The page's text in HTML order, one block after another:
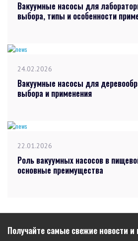
Вакуумные насосы для
выбора, типы и особенности
24.02.2026
Вакуумные насосы для
выбора и применения
22.01.2026
Роль вакуумных насосов в
основные преимущества
Получайте самые свежие новости